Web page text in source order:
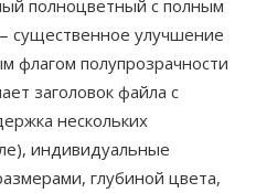
полноцветный с полным
существенное улучшение
флагом полупрозрачности
заголовок файла с
нескольких
индивидуальные
глубиной цвета,